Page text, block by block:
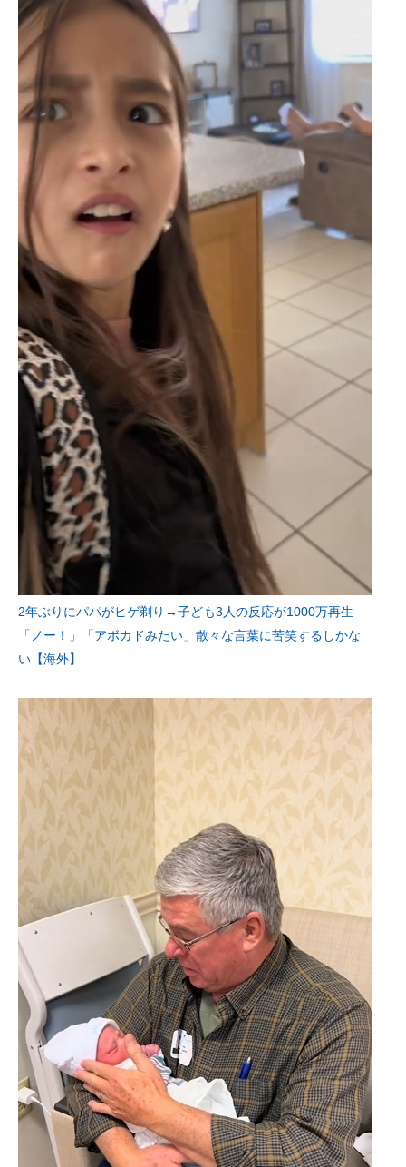
2年ぶりにパパがヒゲ剃り→子ども3人の反応が1000万再生
「ノー！」「アボカドみたい」散々な言葉に苦笑するしかな
い【海外】